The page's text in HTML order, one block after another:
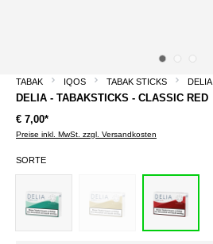
TABAK IQOS TABAK STICKS DELIA
DELIA - TABAKSTICKS - CLASSIC RED
€ 7,00*
Preise inkl. MwSt. zzgl. Versandkosten
SORTE